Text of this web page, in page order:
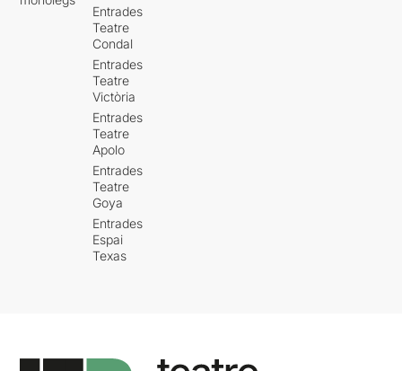
Entrades
Teatre
Condal
Entrades
Teatre
Victòria
Entrades
Teatre
Apolo
Entrades
Teatre
Goya
Entrades
Espai
Texas